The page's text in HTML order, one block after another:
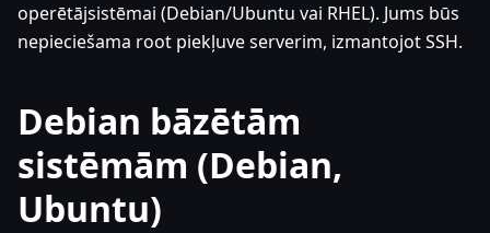
operētājsistēmai (Debian/Ubuntu vai RHEL). Jums būs
nepieciešama root piekļuve serverim, izmantojot SSH.
Debian bāzētām
sistēmām (Debian,
Ubuntu)